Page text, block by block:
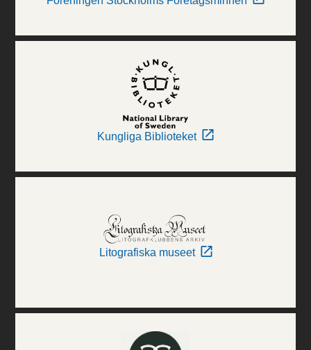
Kungliga Biblioteket
Litografiska museet